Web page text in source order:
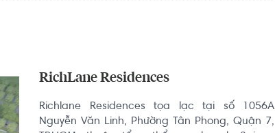
RichLane Residences
Richlane Residences tọa lạc tại số 1056A
Nguyễn Văn Linh, Phường Tân Phong, Quận 7,